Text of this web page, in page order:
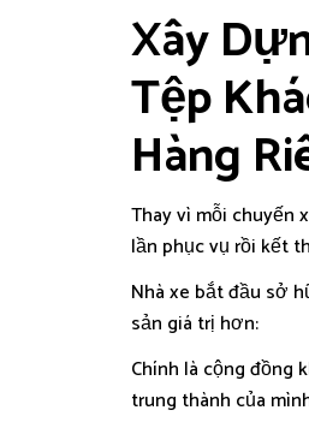
Xây
Tệp
Hàng
Thay vì mỗi chuyến
lần phục vụ rồi kết
Nhà xe bắt đầu sở
sản giá trị hơn:
Chính là cộng đồng
trung thành của